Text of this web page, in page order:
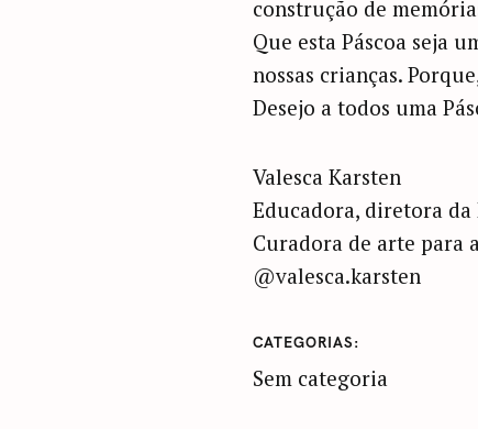
construção de
Que esta Páscoa seja
nossas crianças.
Desejo a todos uma
Valesca Karsten
Educadora, diretora
Curadora de arte para
@valesca.karsten
CATEGORIAS
Sem categoria